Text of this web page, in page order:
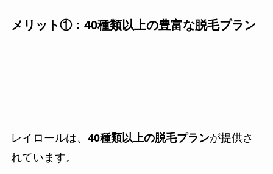
メリット①：40種類以上の豊富な脱毛プラン
レイロールは、 40種類以上の脱毛プランが提供さ
れています。